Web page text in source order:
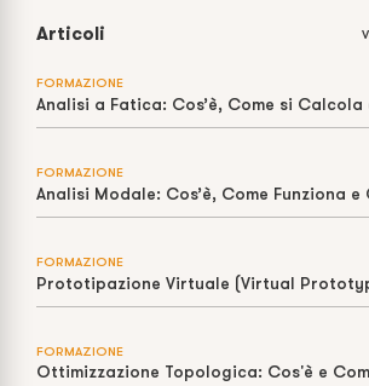
Articoli
FORMAZIONE
FORMAZIONE
FORMAZIONE
FORMAZIONE